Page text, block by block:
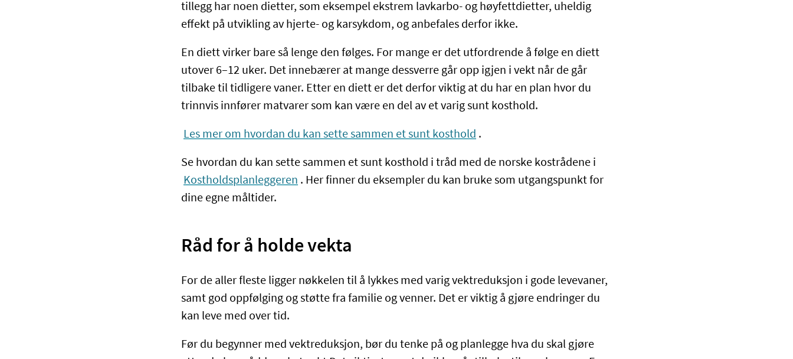
tillegg har noen dietter, som eksempel ekstrem lavkarbo- og høyfettdietter, uheldig
effekt på utvikling av hjerte- og karsykdom, og anbefales derfor ikke.
En diett virker bare så lenge den følges. For mange er det utfordrende å følge en diett
utover 6–12 uker. Det innebærer at mange dessverre går opp igjen i vekt når de går
tilbake til tidligere vaner. Etter en diett er det derfor viktig at du har en plan hvor du
trinnvis innfører matvarer som kan være en del av et varig sunt kosthold.
Les mer om hvordan du kan sette sammen et sunt kosthold .
Se hvordan du kan sette sammen et sunt kosthold i tråd med de norske kostrådene i
Kostholdsplanleggeren . Her finner du eksempler du kan bruke som utgangspunkt for
dine egne måltider.
Råd for å holde vekta
For de aller fleste ligger nøkkelen til å lykkes med varig vektreduksjon i gode levevaner,
samt god oppfølging og støtte fra familie og venner. Det er viktig å gjøre endringer du
kan leve med over tid.
Før du begynner med vektreduksjon, bør du tenke på og planlegge hva du skal gjøre